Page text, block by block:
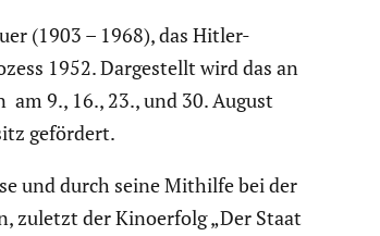
(1903 – 1968), das Hitler-
1952. Darge­stellt wird das an
9., 16., 23., und 30. August
gefördert.
und durch seine Mithilfe bei der
zuletzt der Kinoer­folg „Der Staat